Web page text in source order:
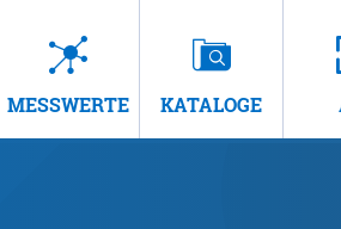
MESSWERTE KATALOGE